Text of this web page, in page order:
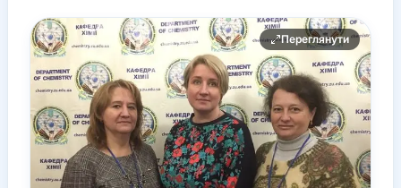
Переглянути